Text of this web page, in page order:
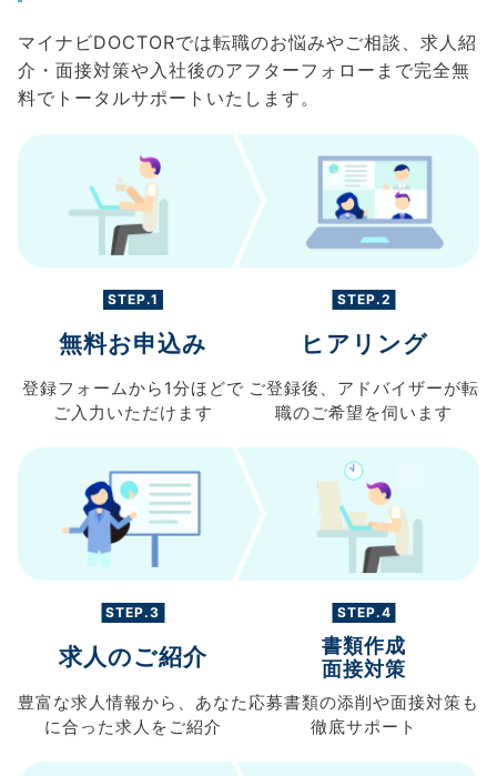
マイナビDOCTORでは転職のお悩みやご相談、求人紹
介・面接対策や入社後のアフターフォローまで完全無
料でトータルサポートいたします。
STEP.1
無料お申込み
登録フォームから 1分ほどで
ご入力 いただけます
STEP.2
ヒアリング
ご登録後、 アドバイザーが転
職のご希望を伺います
STEP.3
求人のご紹介
豊富な求人情報から、 あなた
に合った求人を ご紹介
STEP.4
書類作成
面接対策
応募書類の添削や面接対策も
徹底サポート